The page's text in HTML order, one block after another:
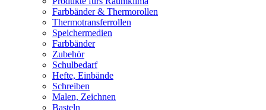
Farbbänder & Thermorollen
Thermotransferrollen
Speichermedien
Farbbänder
Zubehör
Schulbedarf
Hefte, Einbände
Schreiben
Malen, Zeichnen
Basteln